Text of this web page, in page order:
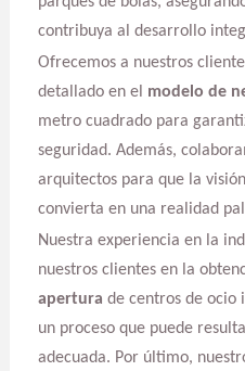
contribuya al desarrollo
Ofrecemos a nuestros
detallado en el modelo de
metro cuadrado para
seguridad. Además,
arquitectos para que la
convierta en una realidad
Nuestra experiencia en la
nuestros clientes en la
apertura de centros de ocio
un proceso que puede
adecuada. Por último,